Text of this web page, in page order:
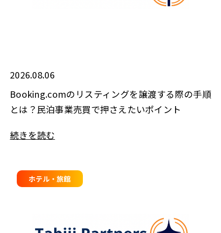
2026.08.06
Booking.comのリスティングを譲渡する際の手順
とは？民泊事業売買で押さえたいポイント
続きを読む
ホテル・旅館